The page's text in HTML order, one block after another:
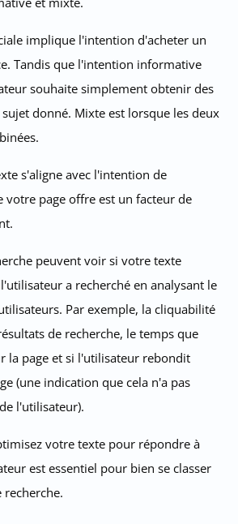
implique l'intention d'acheter un
Tandis que l'intention informative
souhaite simplement obtenir des
donné. Mixte est lorsque les deux
s'aligne avec l'intention de
votre page offre est un facteur de
peuvent voir si votre texte
a recherché en analysant le
Par exemple, la cliquabilité
de recherche, le temps que
la page et si l'utilisateur rebondit
(une indication que cela n'a pas
l'utilisateur).
votre texte pour répondre à
est essentiel pour bien se classer
recherche.